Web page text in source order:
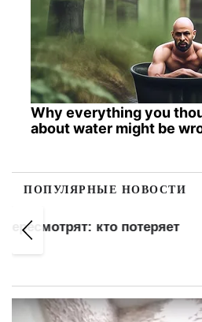
Why everything you
about water might be
ПОПУЛЯРНЫЕ НОВОСТИ
ГПСУ запустила "Личный
выезд проверят онлайн за